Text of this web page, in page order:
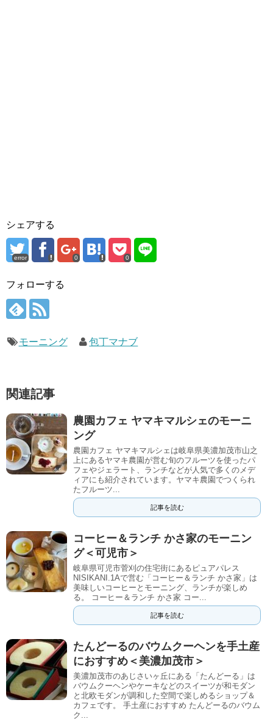
シェアする
error 0 0
フォローする
モーニング 包丁マナブ
関連記事
農園カフェ ヤマキマルシェのモーニ
ング
農園カフェ ヤマキマルシェは岐阜県美濃加茂市山之
上にあるヤマキ農園が営む旬のフルーツを使ったパ
フェやジェラート、ランチなどが人気で多くのメデ
ィアにも紹介されています。ヤマキ農園でつくられ
たフルーツ...
記事を読む
コーヒー＆ランチ かさ家のモーニン
グ＜可児市＞
岐阜県可児市菅刈の住宅街にあるピュアパレス
NISIKANI.1Aで営む「コーヒー＆ランチ かさ家」は
美味しいコーヒーとモーニング、ランチが楽しめ
る。 コーヒー＆ランチ かさ家 コー...
記事を読む
たんどーるのバウムクーヘンを手土産
におすすめ＜美濃加茂市＞
美濃加茂市のあじさいヶ丘にある「たんどーる」は
バウムクーヘンやケーキなどのスイーツが和モダン
と北欧モダンが調和した空間で楽しめるショップ＆
カフェです。 手土産におすすめ たんどーるのバウム
ク...